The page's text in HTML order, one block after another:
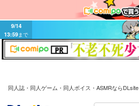
9/14
13:59まで
同人誌・同人ゲーム・同人ボイス・ASMRならDLsite